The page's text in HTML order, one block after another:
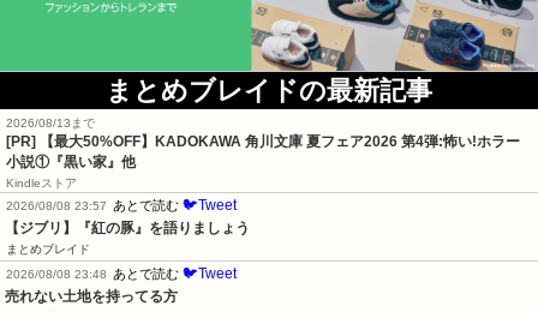
まとめブレイドの最新記事
2026/08/13まで
[PR] 【最大50%OFF】KADOKAWA 角川文庫 夏フェア2026 第4弾:怖い!ホラー
小説①『黒い家』他
Kindleストア
2026/08/08 23:57
あとで読む 🐦Tweet
【ジブリ】『紅の豚』を語りましょう
まとめブレイド
2026/08/08 23:48
あとで読む 🐦Tweet
売れない土地を持ってる方